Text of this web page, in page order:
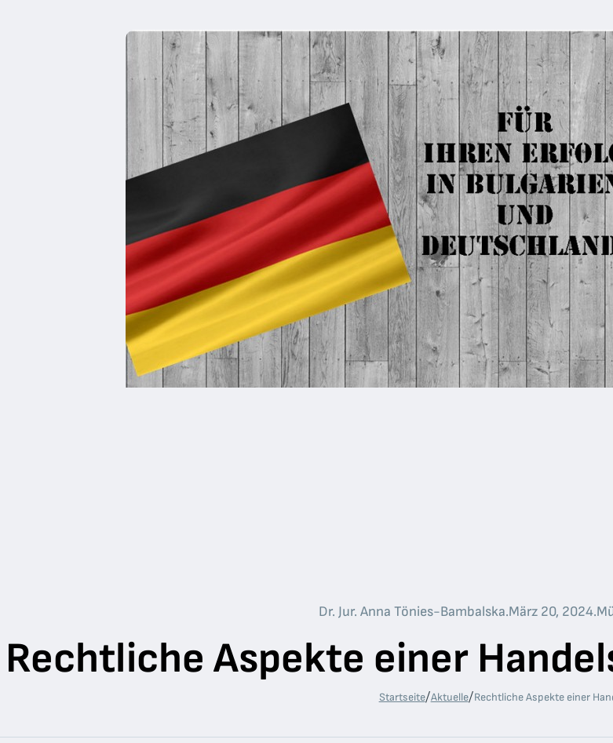
Dr. Jur. Anna Tönies-Bambalska.März 20, 2024.
Rechtliche Aspekte einer
Startseite/Aktuelle/